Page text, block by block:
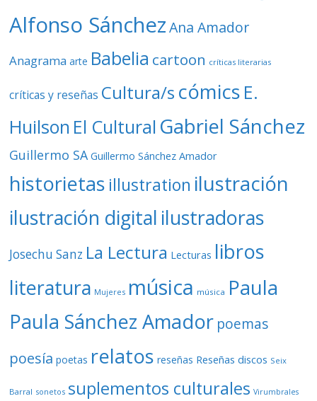
Alfonso Sánchez Ana Amador
Anagrama arte Babelia cartoon críticas literarias
críticas y reseñas Cultura/s cómics E.
Huilson El Cultural Gabriel Sánchez
Guillermo SA Guillermo Sánchez Amador
historietas illustration ilustración
ilustración digital ilustradoras
Josechu Sanz La Lectura Lecturas libros
literatura Mujeres música música Paula
Paula Sánchez Amador poemas
poesía poetas relatos reseñas Reseñas discos Seix
Barral sonetos suplementos culturales Virumbrales